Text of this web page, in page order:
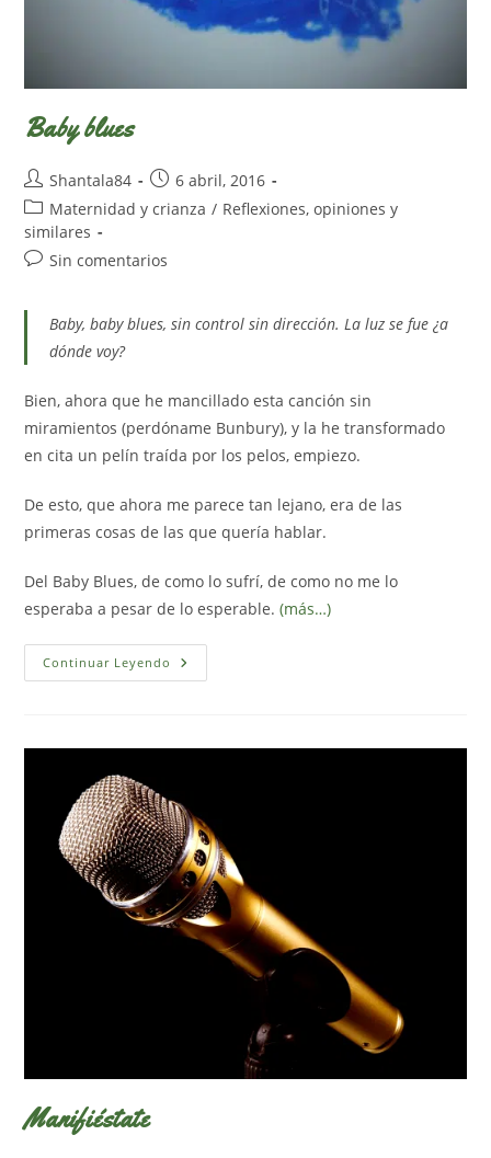
Baby blues
Autor
de
la
entrada:
Shantala84
Publicación
de
6 abril, 2016
Categoría
de
la
Maternidad y crianza / Reflexiones, opiniones y
similares
Comentarios
entrada:
Sin comentarios
Baby, baby blues, sin control sin dirección. La luz se fue ¿a
dónde voy?
Bien, ahora que he mancillado esta canción sin
miramientos (perdóname Bunbury), y la he transformado
en cita un pelín traída por los pelos, empiezo.
De esto, que ahora me parece tan lejano, era de las
primeras cosas de las que quería hablar.
Del Baby Blues, de como lo sufrí, de como no me lo
esperaba a pesar de lo esperable.(más…)
Continuar Leyendo Baby
Blues
Manifiéstate